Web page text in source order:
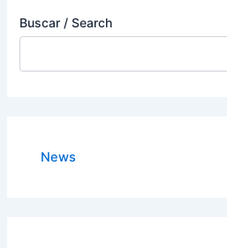
Buscar / Search
News